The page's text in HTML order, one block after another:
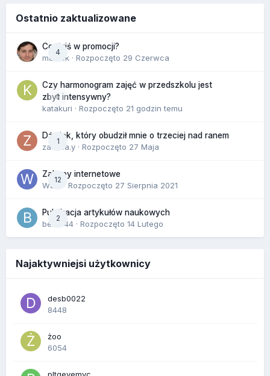
Ostatnio zaktualizowane
4
Co dziś w promocji?
maciek · Rozpoczęto 29 Czerwca
0
Czy harmonogram zajęć w przedszkolu jest
zbyt intensywny?
katakuri · Rozpoczęto 21 godzin temu
1
Dźwięk, który obudził mnie o trzeciej nad ranem
zackr.a.y · Rozpoczęto 27 Maja
12
Zakupy internetowe
Wula · Rozpoczęto 27 Sierpnia 2021
2
Publikacja artykułów naukowych
berus44 · Rozpoczęto 14 Lutego
Najaktywniejsi użytkownicy
desb0022
8448
żoo
6054